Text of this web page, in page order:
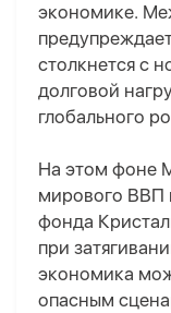
экономике.
столкнется с
долговой
глобального
На этом фоне
мирового ВВП
фонда
при
экономика
опасным